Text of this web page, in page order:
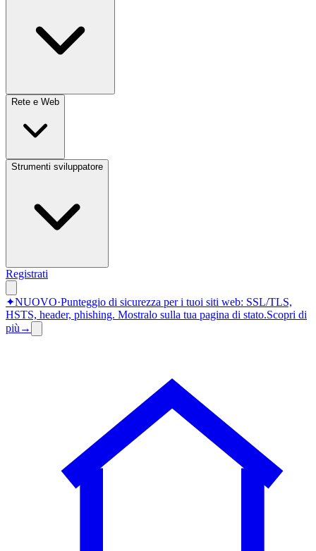
Rete e Web
Strumenti sviluppatore
Registrati
✦NUOVO·Punteggio di sicurezza per i tuoi siti web: SSL/TLS,
HSTS, header, phishing. Mostralo sulla tua pagina di stato.Scopri di
più →